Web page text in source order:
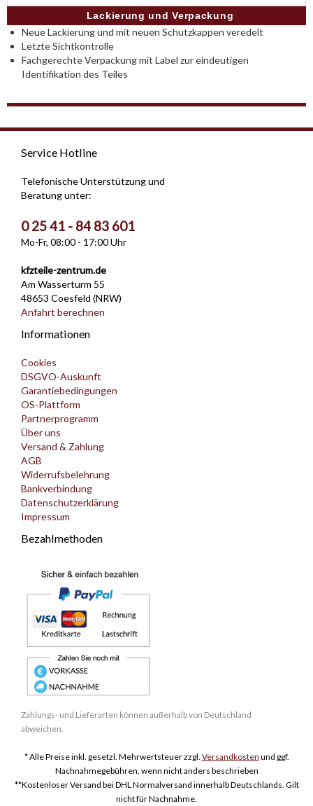
Lackierung und Verpackung
Neue Lackierung und mit neuen Schutzkappen veredelt
Letzte Sichtkontrolle
Fachgerechte Verpackung mit Label zur eindeutigen
Identifikation des Teiles
Service Hotline
Telefonische Unterstützung und
Beratung unter:
0 25 41 - 84 83 601
Mo-Fr, 08:00 - 17:00 Uhr
kfzteile-zentrum.de
Am Wasserturm 55
48653 Coesfeld (NRW)
Anfahrt berechnen
Informationen
Cookies
DSGVO-Auskunft
Garantiebedingungen
OS-Plattform
Partnerprogramm
Über uns
Versand & Zahlung
AGB
Widerrufsbelehrung
Bankverbindung
Datenschutzerklärung
Impressum
Bezahlmethoden
Zahlungs- und Lieferarten können außerhalb von Deutschland
abweichen.
* Alle Preise inkl. gesetzl. Mehrwertsteuer zzgl. Versandkosten und ggf.
Nachnahmegebühren, wenn nicht anders beschrieben
**Kostenloser Versand bei DHL Normalversand innerhalb Deutschlands. Gilt
nicht für Nachnahme.